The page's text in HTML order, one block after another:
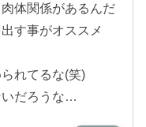
体関係があるんだ
す事がオススメ
れてるな(笑)
いだろうな…